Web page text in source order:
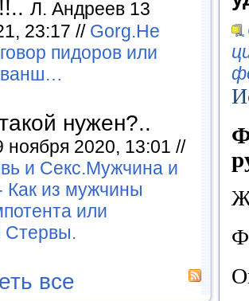
Л. Андреев 13
23:17 // Gorg.Не
пидоров или
нужен?..
ноября 2020, 13:01 //
и Секс.Мужчина и
из мужчины
или
Стервы.
все